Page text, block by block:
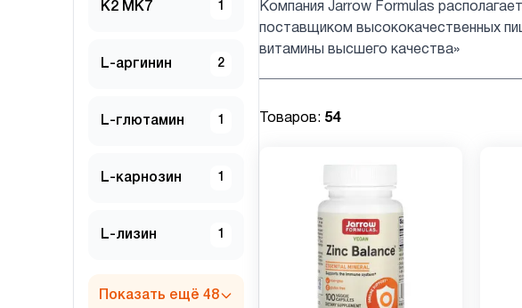
K2 MK7 1
L-аргинин 2
L-глютамин 1
L-карнозин 1
L-лизин 1
Показать ещё 48
Компания Jarrow Formulas
поставщиком высококачественных
витамины высшего качества»
Товаров: 54